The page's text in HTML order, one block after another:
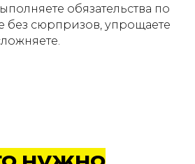
обязательства по
без сюрпризов, упрощаете